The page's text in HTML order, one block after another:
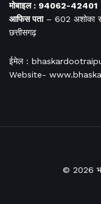
मोबाइल : 94062-42401
आफिसपता– 602 अशोका
छत्तीसगढ़
ईमेल :
Website-
© 2026